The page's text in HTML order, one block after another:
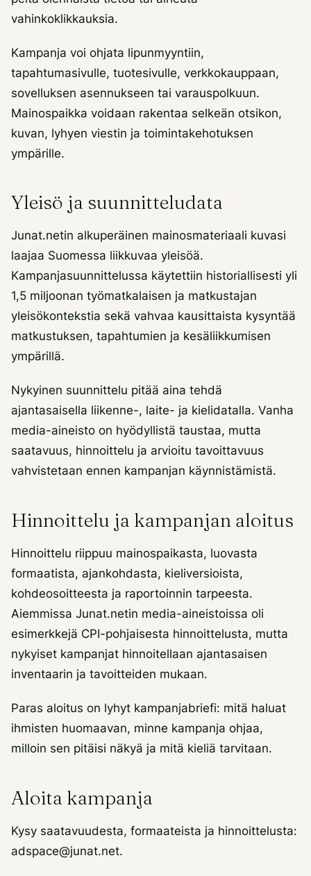
vahinkoklikkauksia.
Kampanja voi ohjata lipunmyyntiin,
tapahtumasivulle, tuotesivulle, verkkokauppaan,
sovelluksen asennukseen tai varauspolkuun.
Mainospaikka voidaan rakentaa selkeän otsikon,
kuvan, lyhyen viestin ja toimintakehotuksen
ympärille.
Yleisö ja suunnitteludata
Junat.netin alkuperäinen mainosmateriaali kuvasi
laajaa Suomessa liikkuvaa yleisöä.
Kampanjasuunnittelussa käytettiin historiallisesti yli
1,5 miljoonan työmatkalaisen ja matkustajan
yleisökontekstia sekä vahvaa kausittaista kysyntää
matkustuksen, tapahtumien ja kesäliikkumisen
ympärillä.
Nykyinen suunnittelu pitää aina tehdä
ajantasaisella liikenne-, laite- ja kielidatalla. Vanha
media-aineisto on hyödyllistä taustaa, mutta
saatavuus, hinnoittelu ja arvioitu tavoittavuus
vahvistetaan ennen kampanjan käynnistämistä.
Hinnoittelu ja kampanjan aloitus
Hinnoittelu riippuu mainospaikasta, luovasta
formaatista, ajankohdasta, kieliversioista,
kohdeosoitteesta ja raportoinnin tarpeesta.
Aiemmissa Junat.netin media-aineistoissa oli
esimerkkejä CPI-pohjaisesta hinnoittelusta, mutta
nykyiset kampanjat hinnoitellaan ajantasaisen
inventaarin ja tavoitteiden mukaan.
Paras aloitus on lyhyt kampanjabriefi: mitä haluat
ihmisten huomaavan, minne kampanja ohjaa,
milloin sen pitäisi näkyä ja mitä kieliä tarvitaan.
Aloita kampanja
Kysy saatavuudesta, formaateista ja hinnoittelusta:
adspace@junat.net.